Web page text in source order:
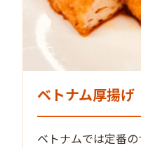
ベトナム厚揚げ
ベトナムでは定番